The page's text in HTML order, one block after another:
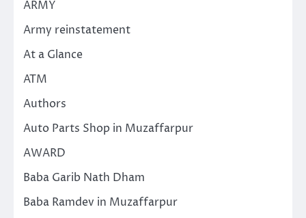
ARMY
Army reinstatement
At a Glance
ATM
Authors
Auto Parts Shop in Muzaffarpur
AWARD
Baba Garib Nath Dham
Baba Ramdev in Muzaffarpur